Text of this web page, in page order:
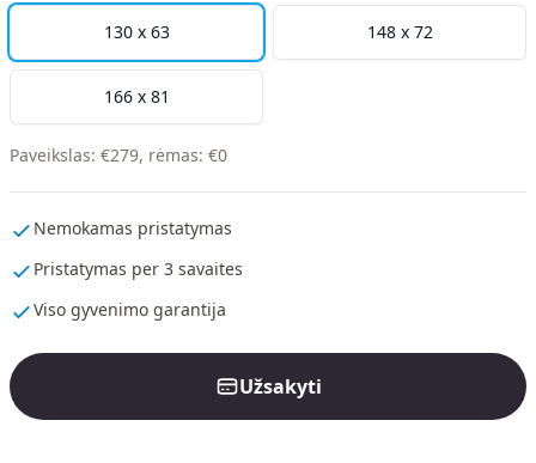
130 x 63 148 x 72
166 x 81
Paveikslas: €279, rėmas: €0
Nemokamas pristatymas
Pristatymas per 3 savaites
Viso gyvenimo garantija
Užsakyti